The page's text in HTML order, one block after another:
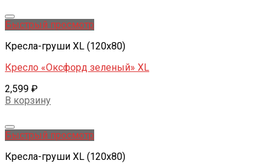
Быстрый просмотр
Кресла-груши XL (120x80)
Кресло «Оксфорд зеленый» XL
2,599 ₽
В корзину
Быстрый просмотр
Кресла-груши XL (120x80)